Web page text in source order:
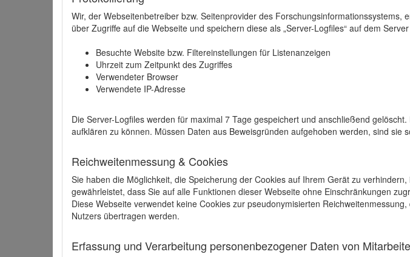
Wir, der Webseitenbetreiber bzw. Seitenprovider des
über Zugriffe auf die Webseite und speichern diese als „Server-Logfiles“ auf dem
Besuchte Website bzw. Filtereinstellungen für Listenanzeigen
Uhrzeit zum Zeitpunkt des Zugriffes
Verwendeter Browser
Verwendete IP-Adresse
Die Server-Logfiles werden für maximal 7 Tage gespeichert und anschließend
aufklären zu können. Müssen Daten aus Beweisgründen aufgehoben werden, sind
Reichweitenmessung & Cookies
Sie haben die Möglichkeit, die Speicherung der Cookies auf Ihrem Gerät zu
gewährleistet, dass Sie auf alle Funktionen dieser Webseite ohne Einschränkungen
Diese Webseite verwendet keine Cookies zur pseudonymisierten
Nutzers übertragen werden.
Erfassung und Verarbeitung personenbezogener Daten von